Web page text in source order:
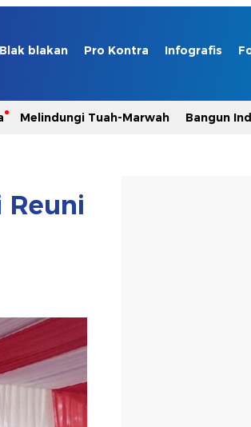
Blak blakan Pro Kontra Infografis
Melindungi Tuah-Marwah Bangun
Reuni